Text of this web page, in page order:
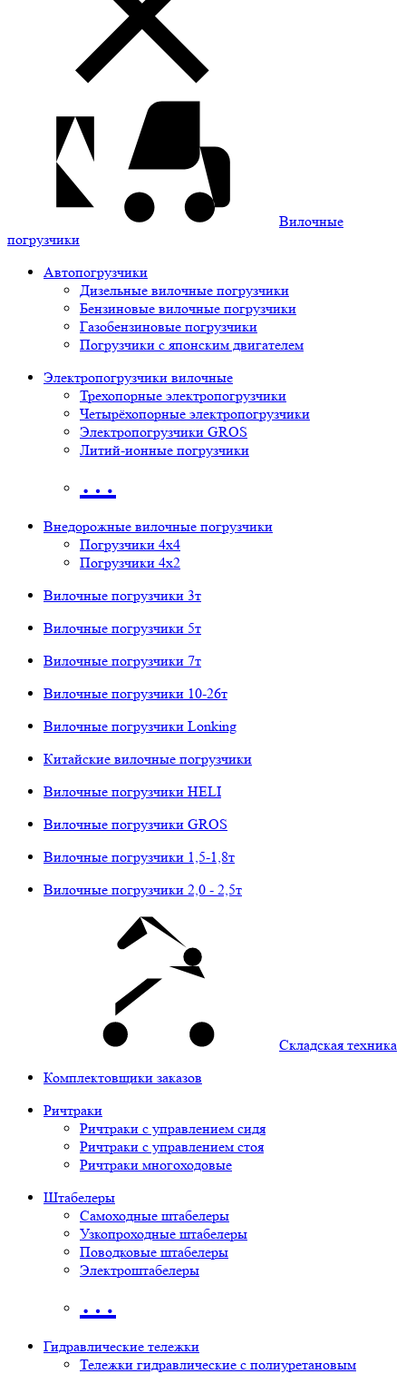
Вилочные
погрузчики
Автопогрузчики
Дизельные вилочные погрузчики
Бензиновые вилочные погрузчики
Газобензиновые погрузчики
Погрузчики с японским двигателем
Электропогрузчики вилочные
Трехопорные электропогрузчики
Четырёхопорные электропогрузчики
Электропогрузчики GROS
Литий-ионные погрузчики
…
Внедорожные вилочные погрузчики
Погрузчики 4х4
Погрузчики 4х2
Вилочные погрузчики 3т
Вилочные погрузчики 5т
Вилочные погрузчики 7т
Вилочные погрузчики 10-26т
Вилочные погрузчики Lonking
Китайские вилочные погрузчики
Вилочные погрузчики HELI
Вилочные погрузчики GROS
Вилочные погрузчики 1,5-1,8т
Вилочные погрузчики 2,0 - 2,5т
Складская техника
Комплектовщики заказов
Ричтраки
Ричтраки с управлением сидя
Ричтраки с управлением стоя
Ричтраки многоходовые
Штабелеры
Самоходные штабелеры
Узкопроходные штабелеры
Поводковые штабелеры
Электроштабелеры
…
Гидравлические тележки
Тележки гидравлические с полиуретановым